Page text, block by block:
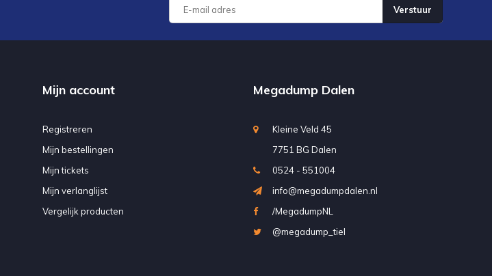
Verstuur
Mijn account
Registreren
Mijn bestellingen
Mijn tickets
Mijn verlanglijst
Vergelijk producten
Megadump Dalen
Kleine Veld 45
7751 BG Dalen
0524 - 551004
info@megadumpdalen.nl
/MegadumpNL
@megadump_tiel